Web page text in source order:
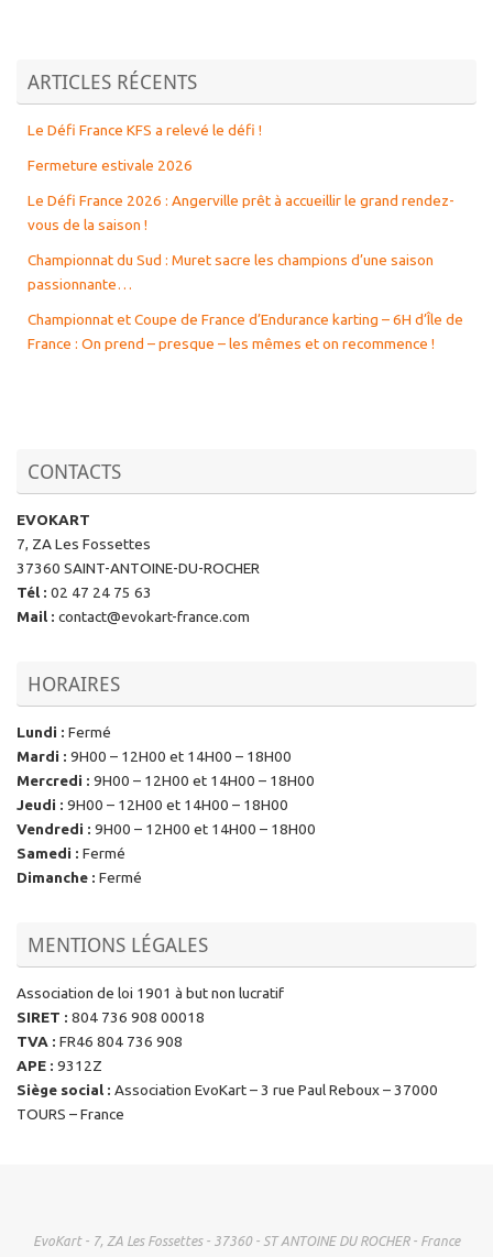
ARTICLES RÉCENTS
Le Défi France KFS a relevé le défi !
Fermeture estivale 2026
Le Défi France 2026 : Angerville prêt à accueillir le grand rendez-
vous de la saison !
Championnat du Sud : Muret sacre les champions d’une saison
passionnante…
Championnat et Coupe de France d’Endurance karting – 6H d’Île de
France : On prend – presque – les mêmes et on recommence !
CONTACTS
EVOKART
7, ZA Les Fossettes
37360 SAINT-ANTOINE-DU-ROCHER
Tél : 02 47 24 75 63
Mail : contact@evokart-france.com
HORAIRES
Lundi : Fermé
Mardi : 9H00 – 12H00 et 14H00 – 18H00
Mercredi : 9H00 – 12H00 et 14H00 – 18H00
Jeudi : 9H00 – 12H00 et 14H00 – 18H00
Vendredi : 9H00 – 12H00 et 14H00 – 18H00
Samedi : Fermé
Dimanche : Fermé
MENTIONS LÉGALES
Association de loi 1901 à but non lucratif
SIRET : 804 736 908 00018
TVA : FR46 804 736 908
APE : 9312Z
Siège social : Association EvoKart – 3 rue Paul Reboux – 37000
TOURS – France
EvoKart - 7, ZA Les Fossettes - 37360 - ST ANTOINE DU ROCHER - France